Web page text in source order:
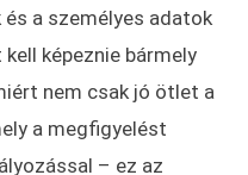
a személyes adatok
képeznie bármely
nem csak jó ötlet a
a megfigyelést
– ez az